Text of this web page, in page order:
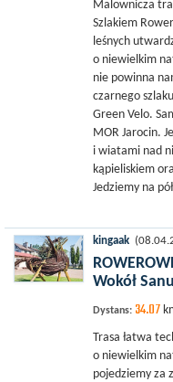
Malownicza
Szlakiem
leśnych
o niewielkim
nie powinna
czarnego
Green Velo.
MOR Jarocin.
i wiatami nad
kąpieliskiem
Jedziemy na
kingaak
Wokół Sanu
Dystans: 34.07
Trasa łatwa
o niewielkim
pojedziemy za